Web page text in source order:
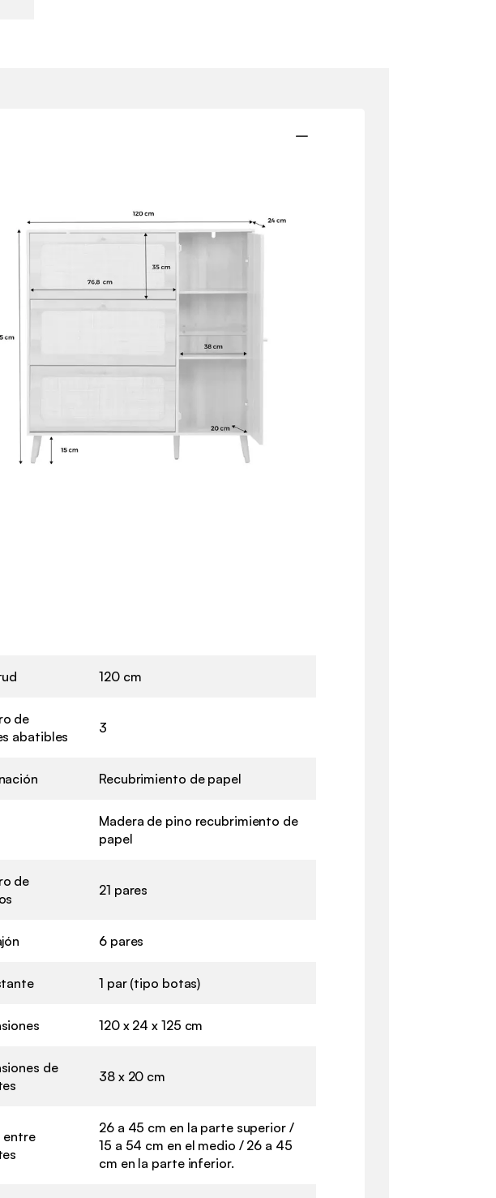
120 cm
de
abatibles
3
Recubrimiento de papel
Madera de pino recubrimiento de
papel
de
21 pares
6 pares
1 par (tipo botas)
120 x 24 x 125 cm
de
38 x 20 cm
entre
26 a 45 cm en la parte superior /
15 a 54 cm en el medio / 26 a 45
cm en la parte inferior.